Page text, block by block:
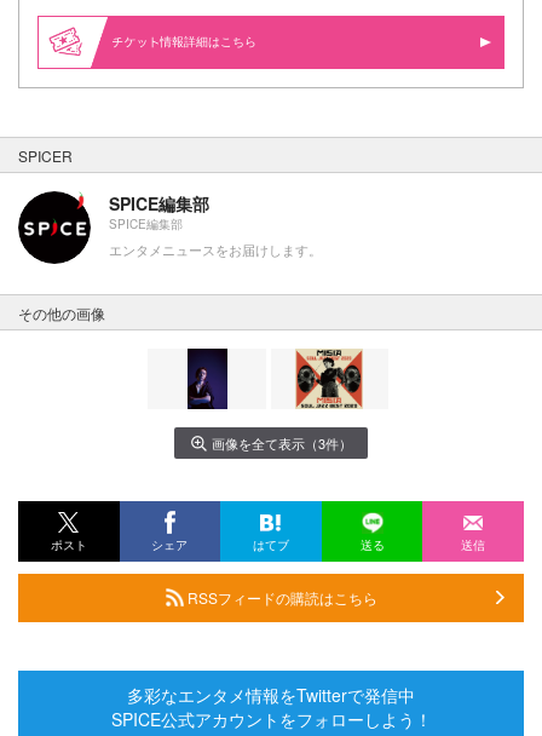
情報詳細はこちら
SPICER
SPICE編集部
SPICE編集部
エンタメニュースをお届けします。
その他の画像
画像を全て表示（3件）
ポスト シェア はてブ 送る 送信
RSSフィードの購読はこちら
多彩なエンタメ情報をTwitterで発信中
SPICE公式アカウントをフォローしよう！